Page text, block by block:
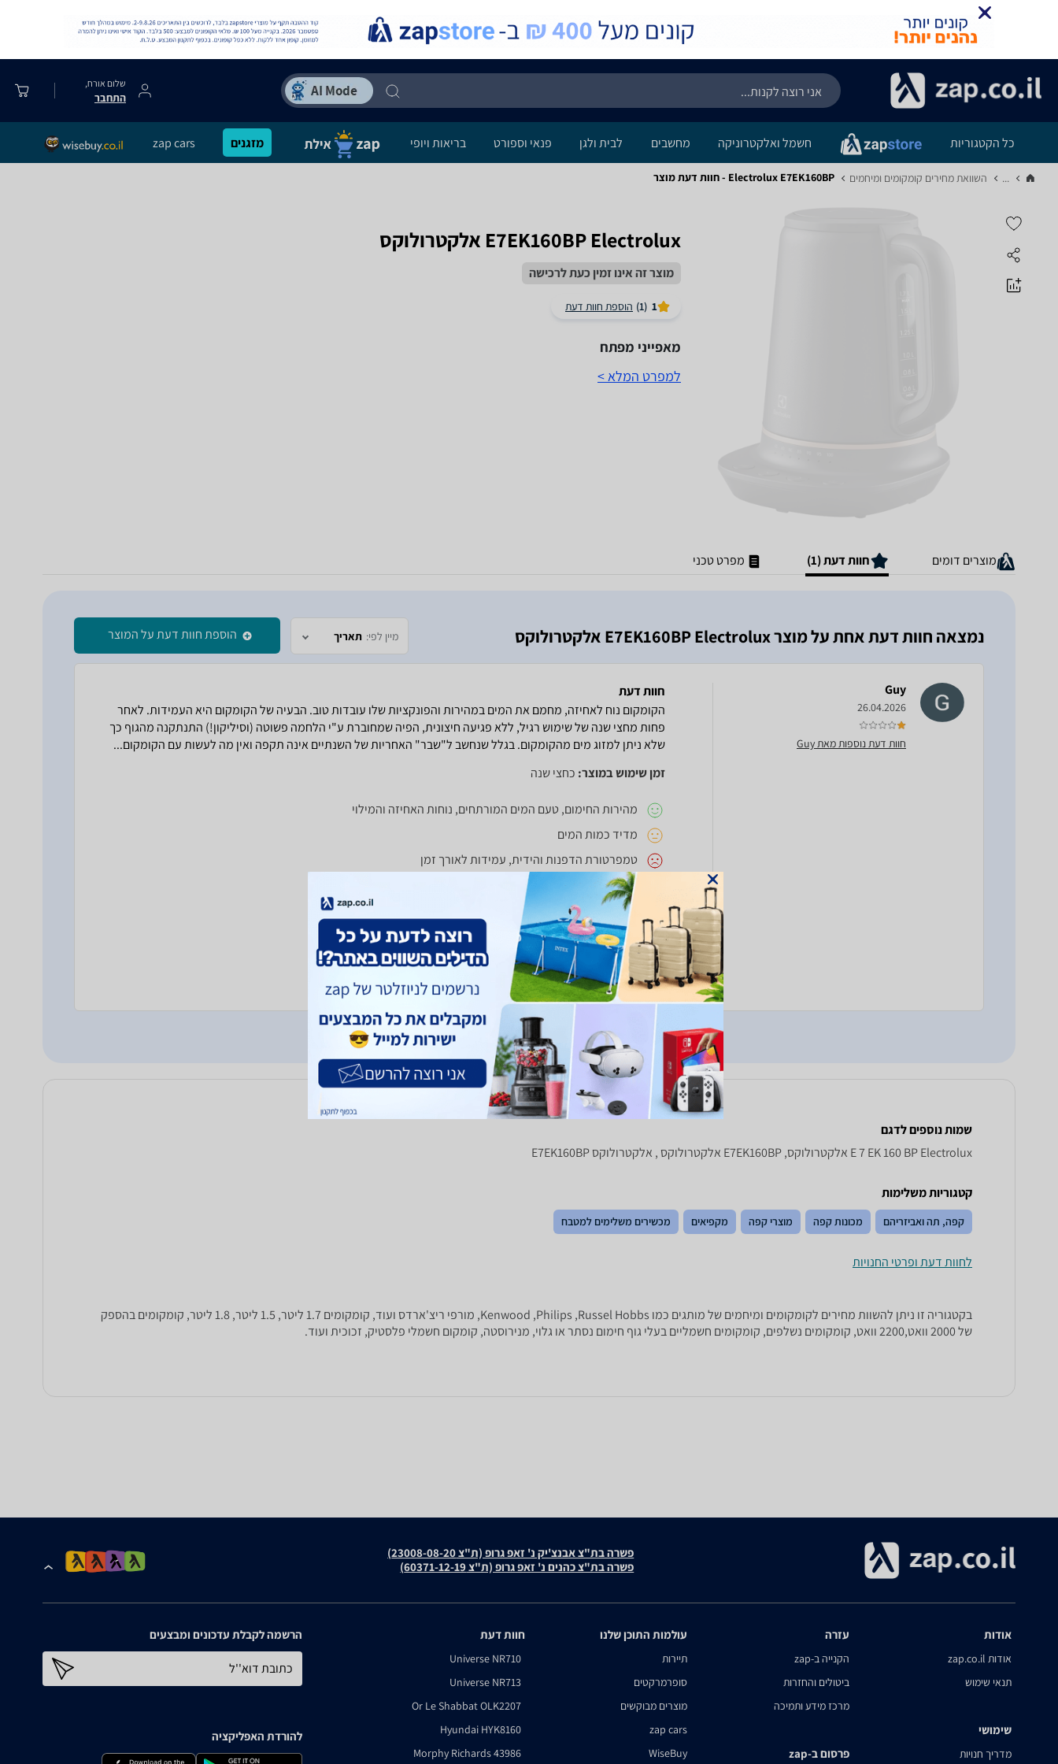
שלום אורח,
התחבר
כל הקטגוריות חשמל ואלקטרוניקה מחשבים לבית ולגן פנאי וספורט בריאות ויופי מזגנים zap cars
... השוואת מחירים קומקומים ומיחמים‏ Electrolux E7EK160BP - חוות דעת מוצר
E7EK160BP Electrolux אלקטרולוקס
מוצר זה אינו זמין כעת לרכישה
1
(1) הוספת חוות דעת
מאפייני מפתח
למפרט המלא >
מוצרים דומים חוות דעת (1) מפרט טכני
נמצאה חוות דעת אחת על מוצר E7EK160BP Electrolux אלקטרולוקס מיין לפי: תאריך הוספת חוות דעת על המוצר
Guy
26.04.2026
חוות דעת נוספות מאת Guy
חוות דעת
הקומקום נוח לאחיזה, מחמם את המים במהירות והפונקציות שלו עובדות טוב. הבעיה של הקומקום היא העמידות. לאחר
פחות מחצי שנה של שימוש רגיל, ללא פגיעה חיצונית, הפיה שמחוברת ע"י הלחמה פשוטה (וסיליקון!) התנתקנה מהגוף כך
שלא ניתן למזוג מים מהקומקום. בגלל שנחשב ל"שבר" האחריות של השנתיים אינה תקפה ואין מה לעשות עם הקומקום...
זמן שימוש במוצר: כחצי שנה
מהירות החימום, טעם המים המורתחים, נוחות האחיזה והמילוי
מדיד כמות המים
טמפרטורת הדפנות והידית, עמידות לאורך זמן
תמונת המוצר
חוו"ד עזרה 0 חוו"ד לא עזרה
שמות נוספים לדגם
E 7 EK 160 BP Electrolux אלקטרולוקס, E7EK160BP אלקטרולוקס , אלקטרולוקס E7EK160BP
קטגוריות משלימות
קפה, תה ואביזריהם מכונות קפה מוצרי קפה מקפיאים מכשירים משלימים למטבח
לחוות דעת ופרטי החנויות
בקטגוריה זו ניתן להשוות מחירים לקומקומים ומיחמים של מותגים כמו Kenwood ,Philips ,Russel Hobbs, מורפי ריצ'ארדס ועוד, קומקומים 1.7 ליטר, 1.5 ליטר, 1.8 ליטר, קומקומים בהספק
של 2000 וואט,2200 וואט, קומקומים נשלפים, קומקומים חשמליים בעלי גוף חימום נסתר או גלוי, מנירוסטה, קומקום חשמלי פלסטיק, זכוכית ועוד.
פשרה בת"צ אבנצ'יק נ' זאפ גרופ (ת"צ 23008-08-20)
פשרה בת"צ כהנים נ' זאפ גרופ (ת"צ 60371-12-19)
אודות
אודות zap.co.il
תנאי שימוש
שימושי
מדריך חנויות
עזרה
הקנייה ב-zap
ביטולים והחזרות
מרכז מידע ותמיכה
פרסום ב-zap
עולמות התוכן שלנו
תיירות
סופרמרקטים
מוצרים מבוקשים
zap cars
WiseBuy
חוות דעת
Universe NR710
Universe NR713
Or Le Shabbat OLK2207
Hyundai HYK8160
Morphy Richards 43986
הרשמה לקבלת עדכונים ומבצעים
כתובת דוא''ל
להורדת האפליקציה